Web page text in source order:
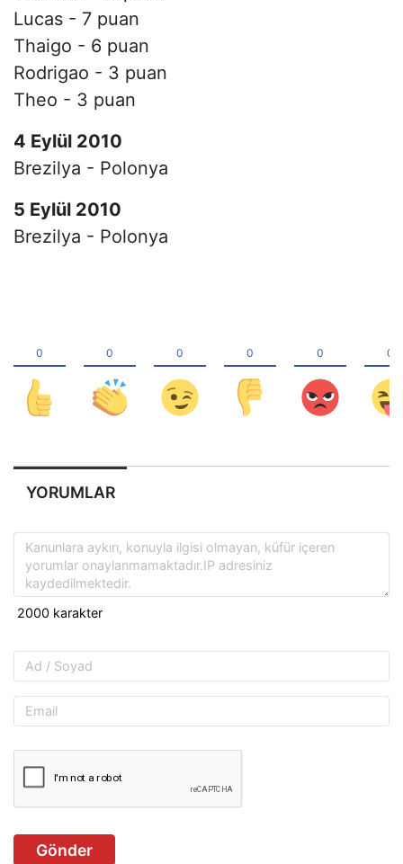
Lucas - 7 puan
Thaigo - 6 puan
Rodrigao - 3 puan
Theo - 3 puan
4 Eylül 2010
Brezilya - Polonya
5 Eylül 2010
Brezilya - Polonya
YORUMLAR
Gönder